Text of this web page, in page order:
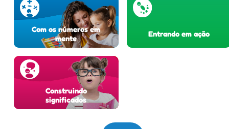
Com os números em
mente
Entrando em ação
Construindo
significados